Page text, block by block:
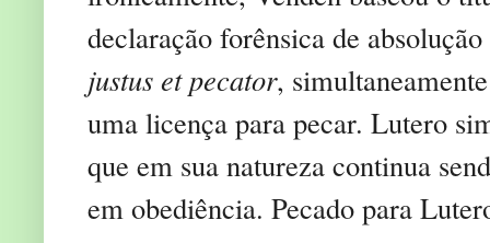
declaração forênsica de
justus et pecator,
uma licença para pecar. Lutero
que em sua natureza continua
em obediência. Pecado para